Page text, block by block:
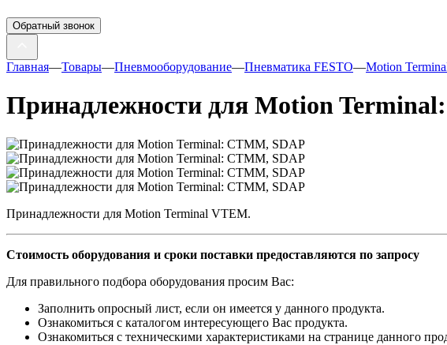
Обратный звонок
Главная—Товары—Пневмооборудование—Пневматика FESTO—Motion
Принадлежности для Motion
Принадлежности для Motion Terminal VTEM.
Стоимость оборудования и сроки поставки предоставляются по запросу
Для правильного подбора оборудования просим Вас:
Заполнить опросный лист, если он имеется у данного продукта.
Ознакомиться с каталогом интересующего Вас продукта.
Ознакомиться с техническими характеристиками на странице данного